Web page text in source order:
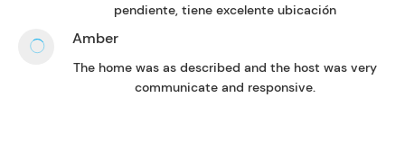
pendiente, tiene excelente ubicación
Amber
The home was as described and the host was very
communicate and responsive.